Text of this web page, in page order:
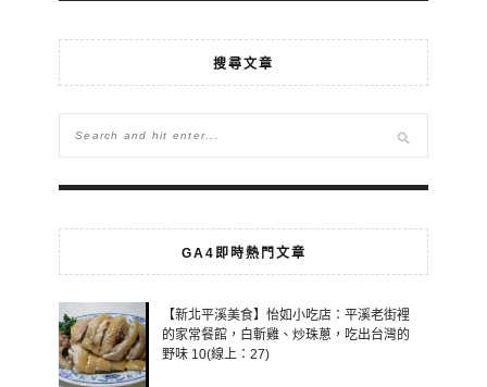
搜尋文章
GA4即時熱門文章
【新北平溪美食】怡如小吃店：平溪老街裡
的家常餐館，白斬雞、炒珠蔥，吃出台灣的
野味 10(線上：27)